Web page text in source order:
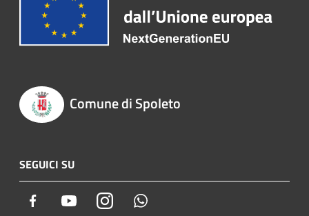
Comune di Spoleto
SEGUICI SU
Facebook YoutubeInstagram